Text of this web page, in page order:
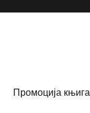
Промоција књига